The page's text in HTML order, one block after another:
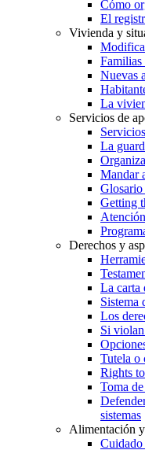
Cómo
El
Vivienda y
Familias
Nuevas
La
Servicios de
La
Mandar
Glosario
Getting
Derechos y
La carta
Sistema
Los
Si
Tutela o
Rights
Toma
sistemas
Alimentación
Cuidado